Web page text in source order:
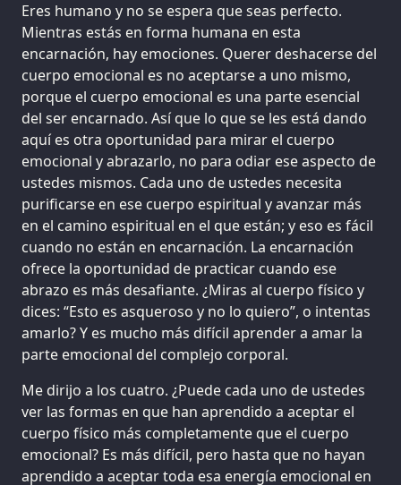
Eres humano y no se espera que seas perfecto.
Mientras estás en forma humana en esta
encarnación, hay emociones. Querer deshacerse del
cuerpo emocional es no aceptarse a uno mismo,
porque el cuerpo emocional es una parte esencial
del ser encarnado. Así que lo que se les está dando
aquí es otra oportunidad para mirar el cuerpo
emocional y abrazarlo, no para odiar ese aspecto de
ustedes mismos. Cada uno de ustedes necesita
purificarse en ese cuerpo espiritual y avanzar más
en el camino espiritual en el que están; y eso es fácil
cuando no están en encarnación. La encarnación
ofrece la oportunidad de practicar cuando ese
abrazo es más desafiante. ¿Miras al cuerpo físico y
dices: “Esto es asqueroso y no lo quiero”, o intentas
amarlo? Y es mucho más difícil aprender a amar la
parte emocional del complejo corporal.
Me dirijo a los cuatro. ¿Puede cada uno de ustedes
ver las formas en que han aprendido a aceptar el
cuerpo físico más completamente que el cuerpo
emocional? Es más difícil, pero hasta que no hayan
aprendido a aceptar toda esa energía emocional en